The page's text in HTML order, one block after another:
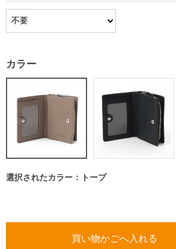
カラー
選択されたカラー：トープ